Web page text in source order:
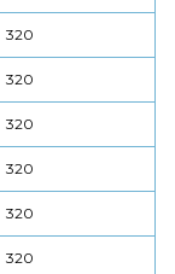
320
320
320
320
320
320